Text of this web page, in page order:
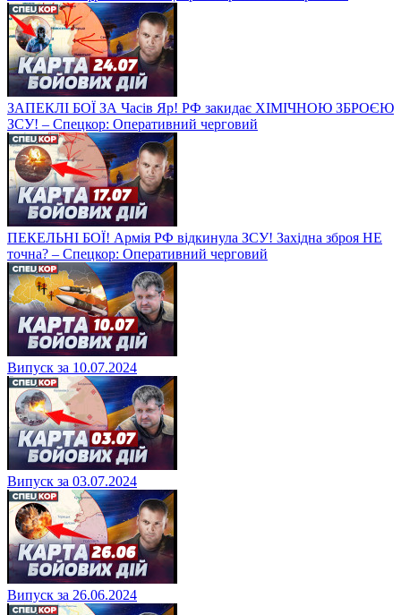
ЗАПЕКЛІ БОЇ ЗА Часів Яр! РФ закидає ХІМІЧНОЮ ЗБРОЄЮ
ЗСУ! – Спецкор: Оперативний черговий
ПЕКЕЛЬНІ БОЇ! Армія РФ відкинула ЗСУ! Західна зброя НЕ
точна? – Спецкор: Оперативний черговий
Випуск за 10.07.2024
Випуск за 03.07.2024
Випуск за 26.06.2024